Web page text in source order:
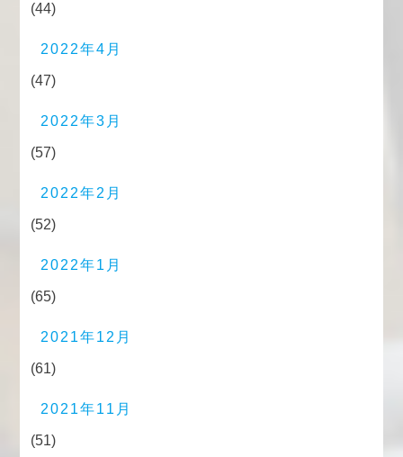
(44)
2022年4月
(47)
2022年3月
(57)
2022年2月
(52)
2022年1月
(65)
2021年12月
(61)
2021年11月
(51)